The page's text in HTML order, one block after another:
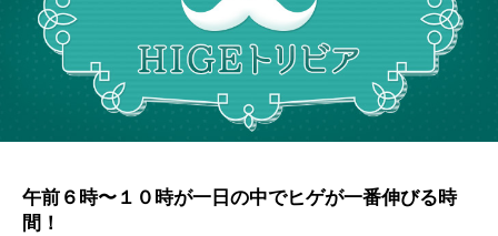
正しいムダ毛処理の方法
カミソリの替え刃の交換時期と捨て方
カミソリのすべて ツメキリのすべて
ビューティーツールのすべて
午前６時〜１０時が一日の中でヒゲが一番伸びる時
間！